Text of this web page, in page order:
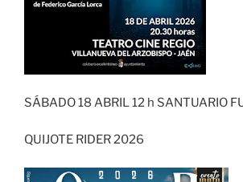
SÁBADO 18 ABRIL 12 h SANTUARIO
QUIJOTE RIDER 2026